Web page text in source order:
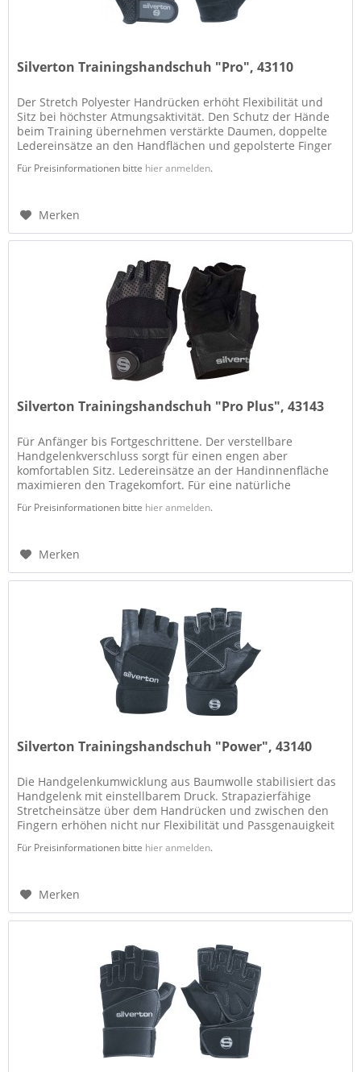
Silverton Trainingshandschuh "Pro", 43110
Der Stretch Polyester Handrücken erhöht Flexibilität und
Sitz bei höchster Atmungsaktivität. Den Schutz der Hände
beim Training übernehmen verstärkte Daumen, doppelte
Ledereinsätze an den Handflächen und gepolsterte Finger
Für Preisinformationen bitte hier anmelden.
Merken
Silverton Trainingshandschuh "Pro Plus", 43143
Für Anfänger bis Fortgeschrittene. Der verstellbare
Handgelenkverschluss sorgt für einen engen aber
komfortablen Sitz. Ledereinsätze an der Handinnenfläche
maximieren den Tragekomfort. Für eine natürliche
Für Preisinformationen bitte hier anmelden.
Merken
Silverton Trainingshandschuh "Power", 43140
Die Handgelenkumwicklung aus Baumwolle stabilisiert das
Handgelenk mit einstellbarem Druck. Strapazierfähige
Stretcheinsätze über dem Handrücken und zwischen den
Fingern erhöhen nicht nur Flexibilität und Passgenauigkeit
Für Preisinformationen bitte hier anmelden.
Merken